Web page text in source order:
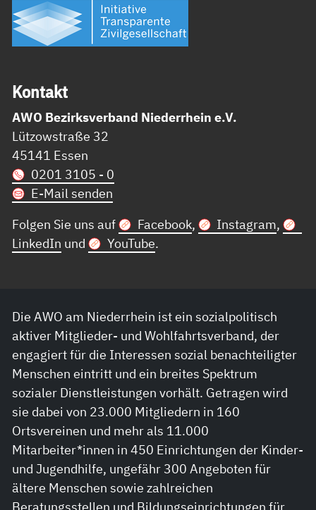
Kon­takt
AWO Bezirksverband Niederrhein e.V.
Lützowstraße 32
45141 Essen
0201 3105 - 0
E-Mail senden
Folgen Sie uns auf
Facebook, Instagram,
LinkedIn und YouTube.
Die AWO am Niederrhein ist ein sozialpolitisch
aktiver Mitglieder- und Wohlfahrtsverband, der
engagiert für die Interessen sozial benachteiligter
Menschen eintritt und ein breites Spektrum
sozialer Dienstleistungen vorhält. Getragen wird
sie dabei von 23.000 Mitgliedern in 160
Ortsvereinen und mehr als 11.000
Mitarbeiter*innen in 450 Einrichtungen der Kinder-
und Jugendhilfe, ungefähr 300 Angeboten für
ältere Menschen sowie zahlreichen
Beratungsstellen und Bildungseinrichtungen für